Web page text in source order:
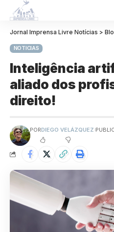
Jornal Imprensa Livre Notícias >
NOTICIAS
Inteligência
aliado dos
direito!
PORDIEGO VELÁZQUEZ